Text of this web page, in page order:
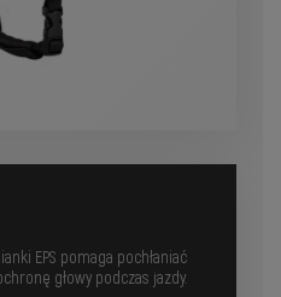
EPS pomaga pochłaniać
głowy podczas jazdy.